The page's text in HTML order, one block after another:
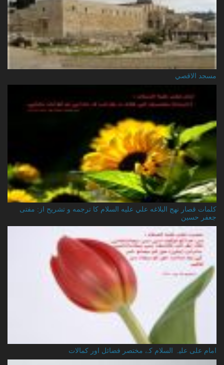
مسجد الاقصي
کلمات قصار نهج البلاغه علي عليه السلام کا ترجمه و تشریح از: مفتی
جعفر حسین
امام علی علیہ السلام کے مختصر فضائل اور کمالات